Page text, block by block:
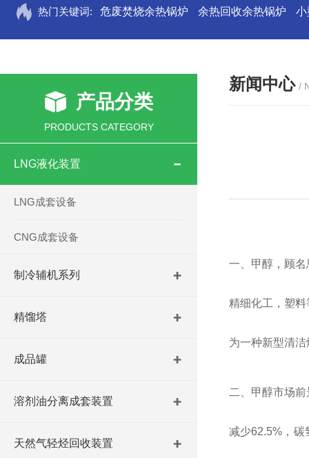
热门关键词: 危废焚烧余热锅炉 余热回收余热锅炉 小
产品分类
PRODUCTS CATEGORY
LNG液化装置
LNG成套设备
CNG成套设备
制冷辅机系列
精馏塔
成品罐
溶剂油分离成套装置
天然气轻烃回收装置
新闻中心 /
一、 甲醇，顾
精细化工，塑
为一种新型清
二、甲醇市场前
减少62.5% ，